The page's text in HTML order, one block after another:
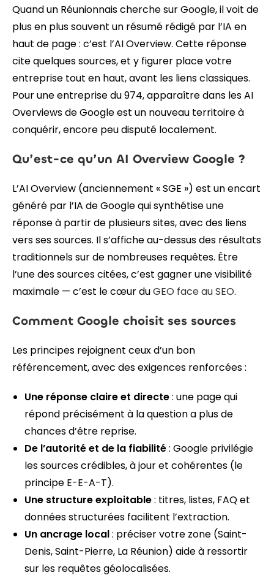
Quand un Réunionnais cherche sur Google, il voit de
plus en plus souvent un résumé rédigé par l’IA en
haut de page : c’est l’AI Overview. Cette réponse
cite quelques sources, et y figurer place votre
entreprise tout en haut, avant les liens classiques.
Pour une entreprise du 974, apparaître dans les AI
Overviews de Google est un nouveau territoire à
conquérir, encore peu disputé localement.
Qu’est-ce qu’un AI Overview Google ?
L’AI Overview (anciennement « SGE ») est un encart
généré par l’IA de Google qui synthétise une
réponse à partir de plusieurs sites, avec des liens
vers ses sources. Il s’affiche au-dessus des résultats
traditionnels sur de nombreuses requêtes. Être
l’une des sources citées, c’est gagner une visibilité
maximale — c’est le cœur duGEO face au SEO.
Comment Google choisit ses sources
Les principes rejoignent ceux d’un bon
référencement, avec des exigences renforcées :
Une réponse claire et directe: une page qui
répond précisément à la question a plus de
chances d’être reprise.
De l’autorité et de la fiabilité: Google privilégie
les sources crédibles, à jour et cohérentes (le
principe E-E-A-T).
Une structure exploitable: titres, listes, FAQ et
données structurées facilitent l’extraction.
Un ancrage local: préciser votre zone (Saint-
Denis, Saint-Pierre, La Réunion) aide à ressortir
sur les requêtes géolocalisées.